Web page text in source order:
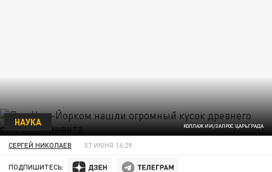
КОЛЛАЖ ИИ/ЗАПРОС ЦАРЬГРАДА
НАУКА
СЕРГЕЙ НИКОЛАЕВ 07 ИЮНЯ 16:29
ПОДПИШИТЕСЬ: